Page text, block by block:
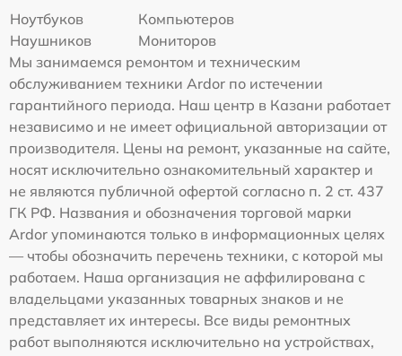
Ноутбуков
Компьютеров
Наушников
Мониторов
Мы занимаемся ремонтом и техническим
обслуживанием техники Ardor по истечении
гарантийного периода. Наш центр в Казани работает
независимо и не имеет официальной авторизации от
производителя. Цены на ремонт, указанные на сайте,
носят исключительно ознакомительный характер и
не являются публичной офертой согласно п. 2 ст. 437
ГК РФ. Названия и обозначения торговой марки
Ardor упоминаются только в информационных целях
— чтобы обозначить перечень техники, с которой мы
работаем. Наша организация не аффилирована с
владельцами указанных товарных знаков и не
представляет их интересы. Все виды ремонтных
работ выполняются исключительно на устройствах,